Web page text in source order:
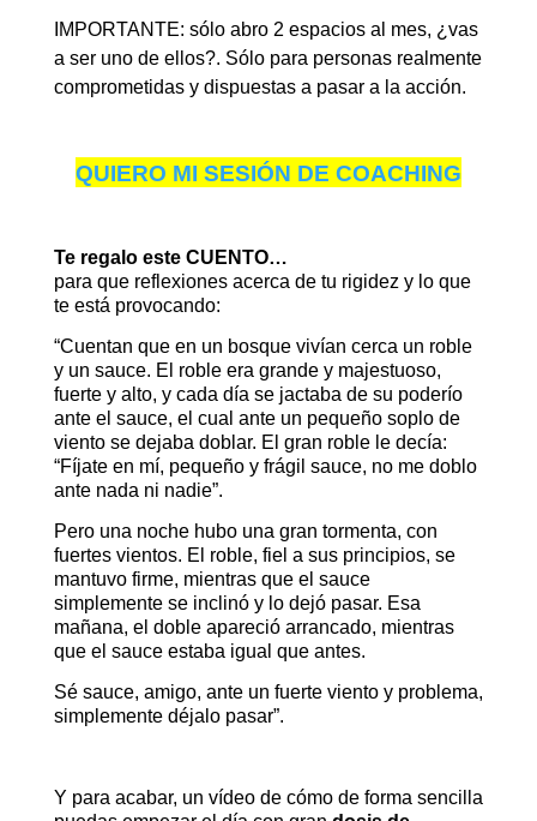
IMPORTANTE: sólo abro 2 espacios al mes, ¿vas
a ser uno de ellos?. Sólo para personas realmente
comprometidas y dispuestas a pasar a la acción.
QUIERO MI SESIÓN DE COACHING
Te regalo este CUENTO…
para que reflexiones acerca de tu rigidez y lo que
te está provocando:
“Cuentan que en un bosque vivían cerca un roble
y un sauce. El roble era grande y majestuoso,
fuerte y alto, y cada día se jactaba de su poderío
ante el sauce, el cual ante un pequeño soplo de
viento se dejaba doblar. El gran roble le decía:
“Fíjate en mí, pequeño y frágil sauce, no me doblo
ante nada ni nadie”.
Pero una noche hubo una gran tormenta, con
fuertes vientos. El roble, fiel a sus principios, se
mantuvo firme, mientras que el sauce
simplemente se inclinó y lo dejó pasar. Esa
mañana, el doble apareció arrancado, mientras
que el sauce estaba igual que antes.
Sé sauce, amigo, ante un fuerte viento y problema,
simplemente déjalo pasar”.
Y para acabar, un vídeo de cómo de forma sencilla